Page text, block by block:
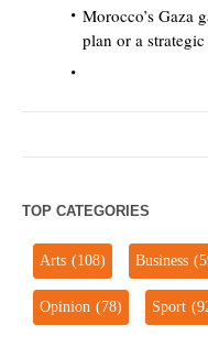
Morocco’s Gaza
plan or a
TOP CATEGORIES
Arts(108) Business
Opinion(78) Sport